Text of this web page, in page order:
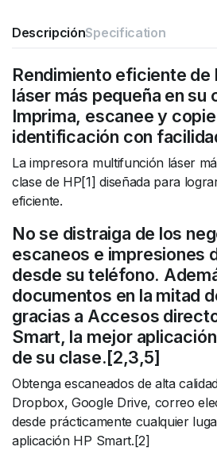
DescripciónSpecification
Rendimiento eficiente de
láser más pequeña en su
Imprima, escanee y
identificación con
La impresora multifunción láser
clase de HP[1] diseñada para
eficiente.
No se distraiga de los
escaneos e impresiones
desde su teléfono.
documentos en la mitad
gracias a Accesos
Smart, la mejor
de su clase.[2,3,5]
Obtenga escaneados de alta
Dropbox, Google Drive, correo
desde prácticamente cualquier
aplicación HP Smart.[2]